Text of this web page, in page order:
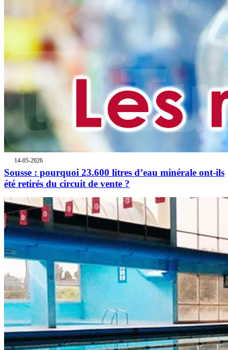
14-05-2026
Sousse : pourquoi 23.600 litres d’eau minérale ont-ils
été retirés du circuit de vente ?